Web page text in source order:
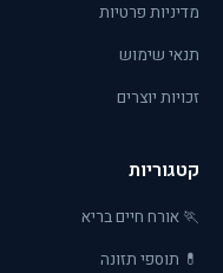
מדיניות פרטיות
תנאי שימוש
זכויות יוצרים
קטגוריות
🏃 אורח חיים בריא
💊 תוספי תזונה